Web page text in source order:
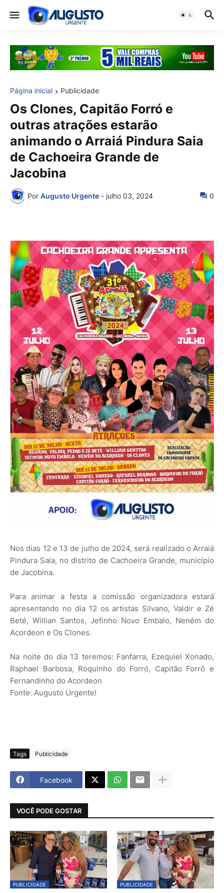
Página inicial Publicidade
Os Clones, Capitão Forró e
outras atrações estarão
animando o Arraiá Pindura Saia
de Cachoeira Grande de
Jacobina
Por Augusto Urgente - julho 03, 2024 0
Nos dias 12 e 13 de julho de 2024, será realizado o Arraiá
Pindura Sala, no distrito de Cachoeira Grande, município
de Jacobina.
Para animar a festa a comissão organizadora estará
apresentando no dia 12 os artistas Silvano, Valdir e Zé
Beté, Willian Santos, Jefinho Novo Embalo, Neném do
Acordeon e Os Clones.
Na noite do dia 13 teremos: Fanfarra, Ezequiel Xonado,
Raphael Barbosa, Roquinho do Forró, Capitão Forró e
Fernandinho do Acordeon
Fonte: Augusto Urgente!
Tags Publicidade
Facebook
VOCÊ PODE GOSTAR
PUBLICIDADE PUBLICIDADE